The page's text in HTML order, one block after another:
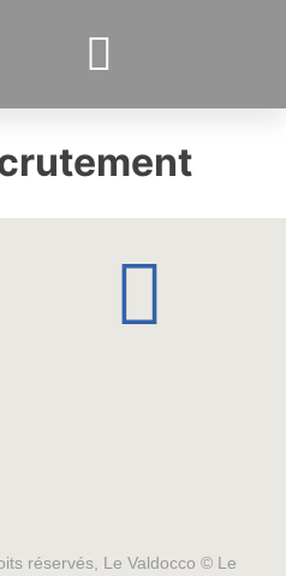
réservés, Le Valdocco © Le